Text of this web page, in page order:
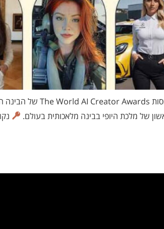
של מלכת היופי בבינה מלאכותית בעולם.